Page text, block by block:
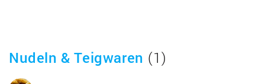
Nudeln & Teigwaren (1)